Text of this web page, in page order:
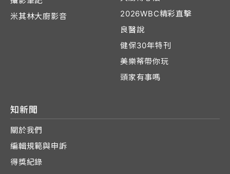
米其林大廚影音
2026WBC精彩直擊
良醫說
健保30年特刊
美樂蒂帶你玩
頭家有事嗎
知新聞
關於我們
編輯規範與申訴
得獎紀錄